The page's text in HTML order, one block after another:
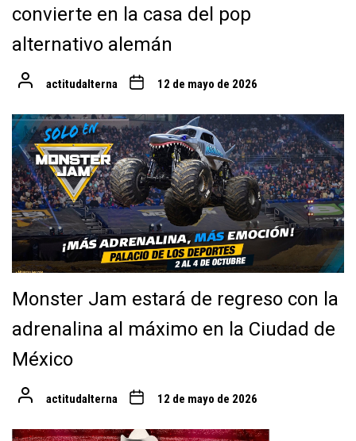
convierte en la casa del pop
alternativo alemán
actitudalterna 12 de mayo de 2026
Monster Jam estará de regreso con la
adrenalina al máximo en la Ciudad de
México
actitudalterna 12 de mayo de 2026